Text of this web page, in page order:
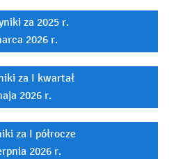
za 2025 r.
2026 r.
za I kwartał
2026 r.
za I półrocze
2026 r.